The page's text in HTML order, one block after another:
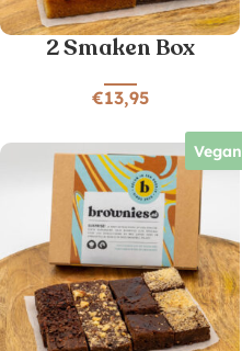
2 Smaken Box
€13,95
Vegan